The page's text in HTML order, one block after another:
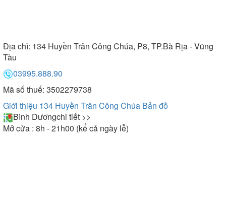
Địa chỉ: 134 Huyền Trân Công Chúa, P8, TP.Bà Rịa - Vũng
Tàu
03995.888.90
Mã số thuế: 3502279738
Giới thiệu 134 Huyền Trân Công Chúa Bản đồ
Bình Dươngchi tiết >>
Mở cửa : 8h - 21h00 (kể cả ngày lễ)